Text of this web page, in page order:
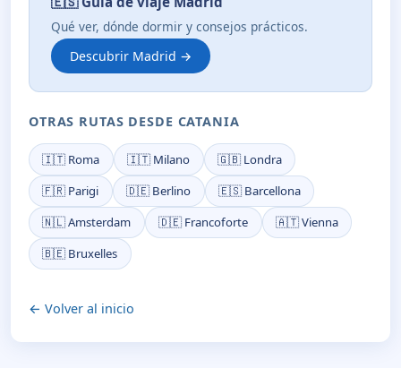
Qué ver, dónde dormir y consejos prácticos.
Descubrir Madrid →
OTRAS RUTAS DESDE CATANIA
🇮🇹 Roma 🇮🇹 Milano
🇬🇧 Londra
🇫🇷 Parigi
🇩🇪 Berlino
🇪🇸 Barcellona
🇳🇱 Amsterdam
🇩🇪 Francoforte
🇦🇹 Vienna
🇧🇪 Bruxelles
← Volver al inicio